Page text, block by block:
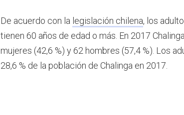
De acuerdo con la legislación chilena, los
tienen 60 años de edad o más. En 2017
mujeres (42,6 %) y 62 hombres (57,4 %). Los
28,6 % de la población de Chalinga en 2017.